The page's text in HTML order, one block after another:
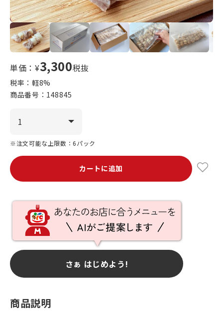
単価：¥3,300税抜
税率：軽8%
商品番号： 148845
※注文可能な上限数：6パック
カートに追加
さぁ はじめよう!
商品説明